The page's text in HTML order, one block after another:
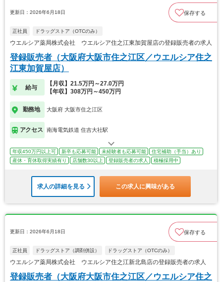
更新日：2026年6月18日 保存する
正社員 ドラッグストア（OTCのみ）
ウエルシア薬局株式会社 ウエルシア住之江東加賀屋店の登録販売者の求人
登録販売者（大阪府大阪市住之江区／ウエルシア住之
江東加賀屋店）
給与
【月収】21.5万円～27.0万円
【年収】308万円～450万円
勤務地 大阪府 大阪市住之江区
アクセス 南海電気鉄道 住吉大社駅
年収450万円以上可 新卒も応募可能 未経験者も応募可能
住宅補助（手当）あり
産休・育休取得実績有り
店舗数30以上 登録販売者の求人 積極採用中
求人の詳細を見る この求人に興味がある
更新日：2026年6月18日 保存する
正社員 ドラッグストア（調剤併設） ドラッグストア（OTCのみ）
ウエルシア薬局株式会社 ウエルシア住之江新北島店の登録販売者の求人
登録販売者（大阪府大阪市住之江区／ウエルシア住之